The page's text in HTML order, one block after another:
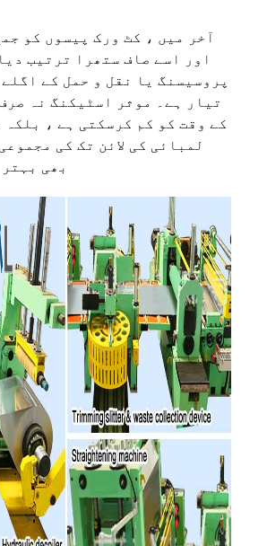
آخر میں ، کٹ ورک پیسوں کو
اور اسے صاف ستھرا ترتیب
پروسیسنگ یا نقل و حمل کے
تیار ہے۔ موثر اسٹیکنگ نہ
کے وقت کو کم کرسکتی ہے ، بلکہ
لمبائی کی لائن تک کی
بھی